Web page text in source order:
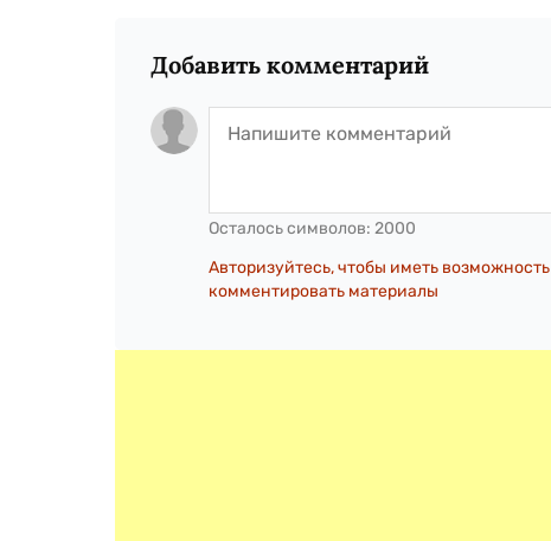
Добавить комментарий
Осталось символов: 2000
Авторизуйтесь, чтобы иметь возможность
комментировать материалы